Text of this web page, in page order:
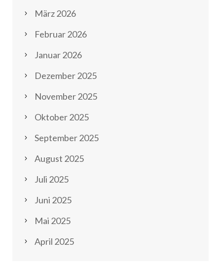
März 2026
Februar 2026
Januar 2026
Dezember 2025
November 2025
Oktober 2025
September 2025
August 2025
Juli 2025
Juni 2025
Mai 2025
April 2025